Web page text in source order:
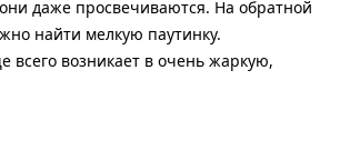
даже просвечиваются. На обратной
найти мелкую паутинку.
всего возникает в очень жаркую,